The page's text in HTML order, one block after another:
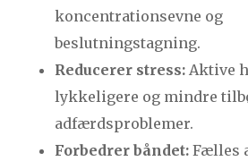
koncentrationsevne og
beslutningstagning.
Reducerer stress:Aktive
lykkeligere og mindre
adfærdsproblemer.
Forbedrer båndet:Fælles